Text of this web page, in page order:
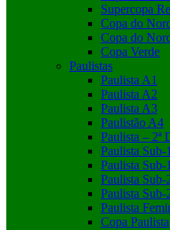
Supercopa
Copa do
Copa do
Copa Verde
Paulistas
Paulista A1
Paulista A2
Paulista A3
Paulistão A4
Paulista – 2ª
Paulista Sub-
Paulista Sub-
Paulista Sub-
Paulista Sub-
Paulista
Copa Paulista